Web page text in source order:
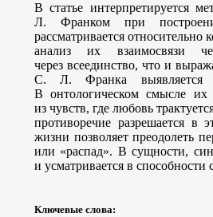
В статье интерпретируется
Л. Франком при
рассматривается
анализ их взаимосвязи
через всеединство, что и
С. Л. Франка выявляется
В онтологическом смысле их
из чувств, где любовь
противоречие разрешается в
жизни позволяет преодолеть
или «распад». В сущности,
и усматривается в способности
Ключевые слова: